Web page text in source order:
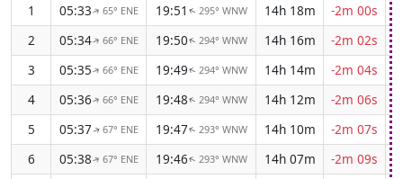
1
05:33↑ 65° ENE 19:51 ↑ 295° WNW 14h 18m
-2m 00s
2
05:34↑ 66° ENE 19:50↑ 294° WNW 14h 16m
-2m 02s
3
05:35↑ 66° ENE 19:49↑ 294° WNW 14h 14m
-2m 04s
4
05:36↑ 66° ENE 19:48↑ 294° WNW 14h 12m
-2m 06s
5
05:37↑ 67° ENE 19:47↑ 293° WNW 14h 10m
-2m 07s
6
05:38↑ 67° ENE 19:46↑ 293° WNW 14h 07m
-2m 09s